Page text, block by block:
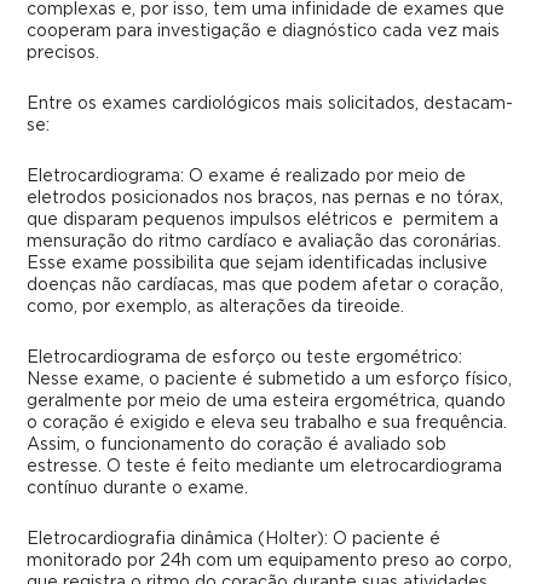
complexas e, por isso, tem uma infinidade de exames que
cooperam para investigação e diagnóstico cada vez mais
precisos.
Entre os exames cardiológicos mais solicitados, destacam-
se:
Eletrocardiograma: O exame é realizado por meio de
eletrodos posicionados nos braços, nas pernas e no tórax,
que disparam pequenos impulsos elétricos e permitem a
mensuração do ritmo cardíaco e avaliação das coronárias.
Esse exame possibilita que sejam identificadas inclusive
doenças não cardíacas, mas que podem afetar o coração,
como, por exemplo, as alterações da tireoide.
Eletrocardiograma de esforço ou teste ergométrico:
Nesse exame, o paciente é submetido a um esforço físico,
geralmente por meio de uma esteira ergométrica, quando
o coração é exigido e eleva seu trabalho e sua frequência.
Assim, o funcionamento do coração é avaliado sob
estresse. O teste é feito mediante um eletrocardiograma
contínuo durante o exame.
Eletrocardiografia dinâmica (Holter): O paciente é
monitorado por 24h com um equipamento preso ao corpo,